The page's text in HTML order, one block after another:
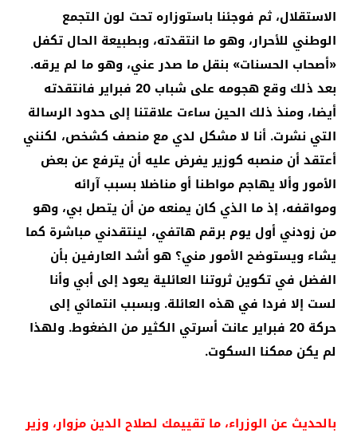
الاستقلال، ثم فوجئنا باستوزاره تحت لون التجمع
الوطني للأحرار، وهو ما انتقدته، وبطبيعة الحال تكفل
«أصحاب الحسنات» بنقل ما صدر عني، وهو ما لم يرقه.
بعد ذلك وقع هجومه على شباب 20 فبراير فانتقدته
أيضا، ومنذ ذلك الحين ساءت علاقتنا إلى حدود الرسالة
التي نشرت. أنا لا مشكل لدي مع منصف كشخص، لكنني
أعتقد أن منصبه كوزير يفرض عليه أن يترفع عن بعض
الأمور وألا يهاجم مواطنا أو مناضلا بسبب آرائه
ومواقفه، إذ ما الذي كان يمنعه من أن يتصل بي، وهو
من زودني أول يوم برقم هاتفي، لينتقدني مباشرة كما
يشاء ويستوضح الأمور مني؟ هو أشد العارفين بأن
الفضل في تكوين ثروتنا العائلية يعود إلى أبي وأنا
لست إلا فردا في هذه العائلة. وبسبب انتمائي إلى
حركة 20 فبراير عانت أسرتي الكثير من الضغوط. ولهذا
لم يكن ممكنا السكوت.
بالحديث عن الوزراء، ما تقييمك لصلاح الدين مزوار، وزير